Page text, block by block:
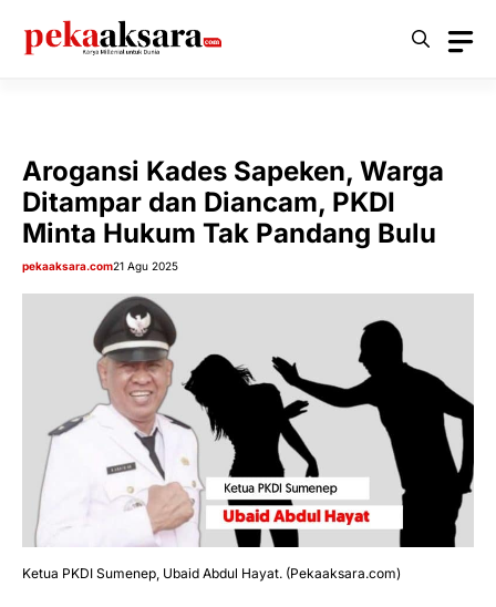
Arogansi Kades Sapeken, Warga
Ditampar dan Diancam, PKDI
Minta Hukum Tak Pandang Bulu
pekaaksara.com21 Agu 2025
Ketua PKDI Sumenep, Ubaid Abdul Hayat. (Pekaaksara.com)